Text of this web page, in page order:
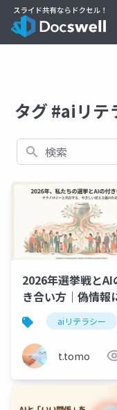
タグ #aiリテ
検索
2026年選挙戦とAI
き合い方｜偽情報
されないaiリテラシー
t.tomo